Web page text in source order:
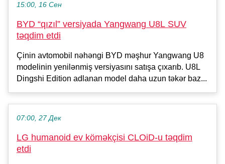
15:00, 16 Сен
BYD “qızıl” versiyada Yangwang U8L SUV
təqdim etdi
Çinin avtomobil nəhəngi BYD məşhur Yangwang U8
modelinin yenilənmiş versiyasını satışa çıxarıb. U8L
Dingshi Edition adlanan model daha uzun təkər baz...
07:00, 27 Дек
LG humanoid ev köməkçisi CLOiD-u təqdim
etdi